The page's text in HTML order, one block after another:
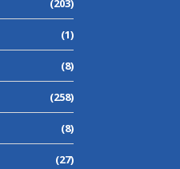
(203)
(1)
(8)
(258)
(8)
(27)